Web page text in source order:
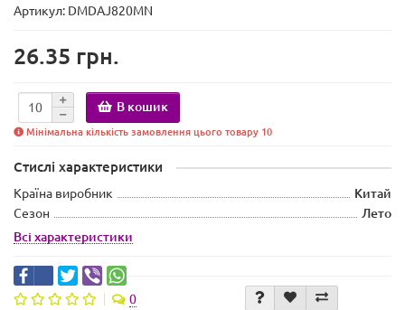
Артикул: DMDAJ820MN
26.35 грн.
В кошик
Мінімальна кількість замовлення цього товару 10
Стислі характеристики
Країна виробник
Китай
Сезон
Лето
Всі характеристики
0